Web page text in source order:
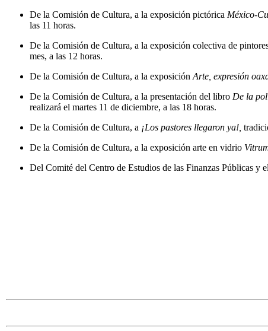
De la Comisión de Cultura, a la exposición pictórica México-
las 11 horas.
De la Comisión de Cultura, a la exposición colectiva de
mes, a las 12 horas.
De la Comisión de Cultura, a la exposición Arte, expresión
De la Comisión de Cultura, a la presentación del libro De la
realizará el martes 11 de diciembre, a las 18 horas.
De la Comisión de Cultura, a ¡Los pastores llegaron ya!,
De la Comisión de Cultura, a la exposición arte en vidrio
Del Comité del Centro de Estudios de las Finanzas Públicas y